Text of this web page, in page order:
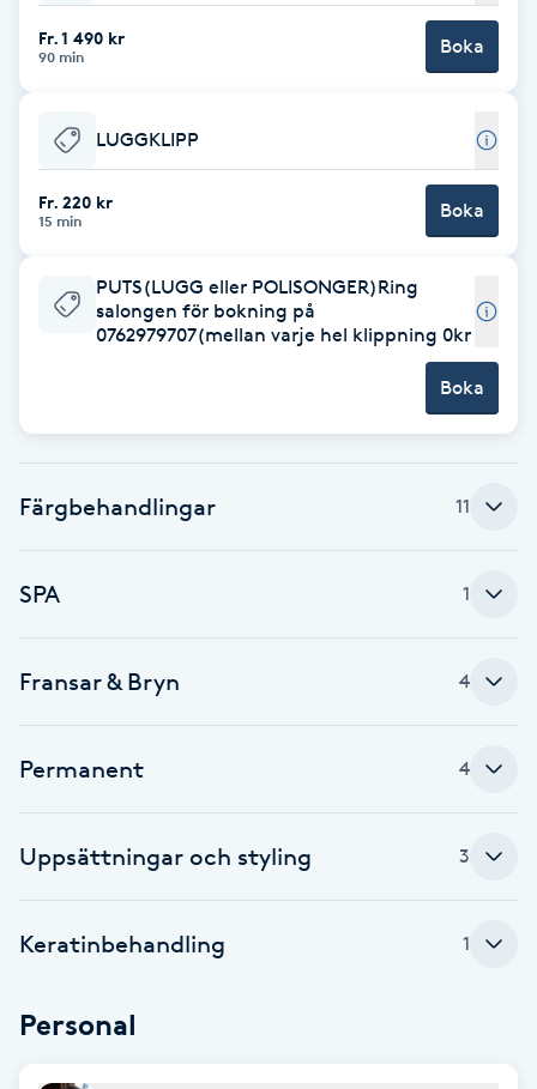
Bröllopsuppsättning
C
Celluliter
Coachning
Color correction
Cryoterapi
Dermapen
Enzympeeling
Extensions borttagning
Eyeliner-tatuering
Faceliftmassage
Fr. 1 490 kr
90 min Boka
LUGGKLIPP
Fr. 220 kr
15 min Boka
PUTS(LUGG eller POLISONGER)Ring
salongen för bokning på
0762979707(mellan varje hel klippning 0kr
Boka
Färgbehandlingar 11
SPA 1
Fransar & Bryn 4
Permanent 4
Uppsättningar och styling 3
Keratinbehandling 1
Personal